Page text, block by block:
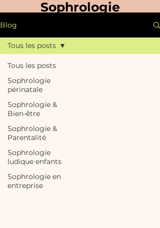
Sophrologie
Blog
Tous les posts
Sophrologie
périnatale
Sophrologie &
Bien-être
Sophrologie &
Parentalité
Sophrologie
ludique enfants
Sophrologie en
entreprise
Tous les posts